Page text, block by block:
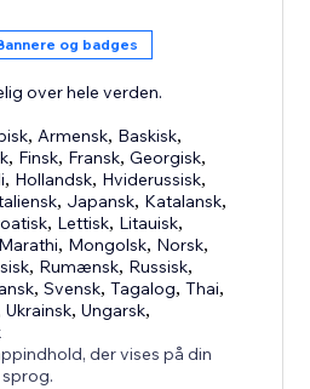
og badges
over hele verden.
, Armensk, Baskisk,
, Finsk, Fransk,Georgisk,
, Hollandsk, Hviderussisk,
, Japansk, Katalansk,
, Lettisk, Litauisk,
Marathi, Mongolsk, Norsk,
, Rumænsk, Russisk,
,Svensk,Tagalog,Thai,
Ukrainsk,Ungarsk,
der vises på din